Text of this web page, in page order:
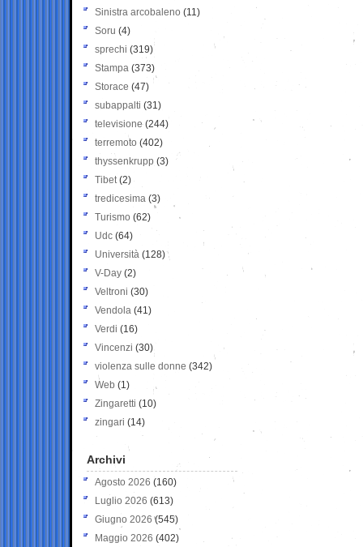
Sinistra arcobaleno (11)
Soru (4)
sprechi (319)
Stampa (373)
Storace (47)
subappalti (31)
televisione(244)
terremoto (402)
thyssenkrupp (3)
Tibet(2)
tredicesima (3)
Turismo (62)
Udc (64)
Università (128)
V-Day (2)
Veltroni (30)
Vendola (41)
Verdi (16)
Vincenzi (30)
violenza sulle donne (342)
Web (1)
Zingaretti (10)
zingari (14)
Archivi
Agosto 2026 (160)
Luglio 2026 (613)
Giugno 2026 (545)
Maggio 2026 (402)